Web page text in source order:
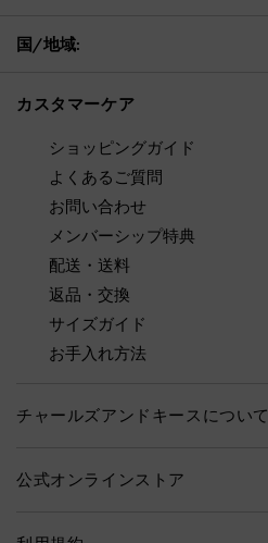
国/地域:
カスタマーケア
ショッピングガイド
よくあるご質問
お問い合わせ
メンバーシップ特典
配送・送料
返品・交換
サイズガイド
お手入れ方法
チャールズアンドキースについて
公式オンラインストア